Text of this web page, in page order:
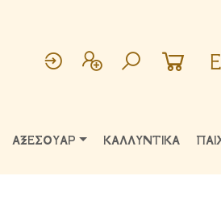
ΑΞΕΣΟΥΑΡ ΚΑΛΛΥΝΤΙΚΑ